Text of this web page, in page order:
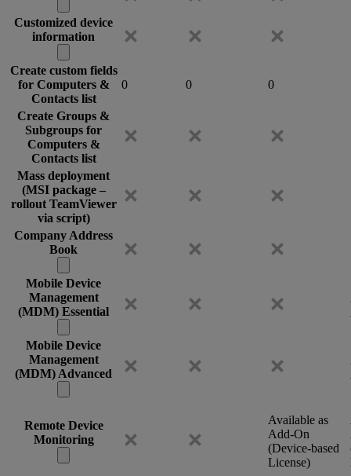
Customized device
information
Create custom fields
for Computers &
Contacts list
0 0 0
Create Groups &
Subgroups for
Computers &
Contacts list
Mass deployment
(MSI package –
rollout TeamViewer
via script)
Company Address
Book
Mobile Device
Management
(MDM) Essential
Mobile Device
Management
(MDM) Advanced
Remote Device
Monitoring
Available as
Add-On
(Device-based
License)